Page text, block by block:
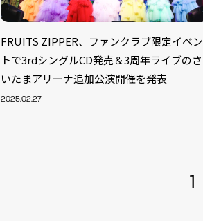
FRUITS ZIPPER、ファンクラブ限定イベン
トで3rdシングルCD発売＆3周年ライブのさ
いたまアリーナ追加公演開催を発表
2025.02.27
1